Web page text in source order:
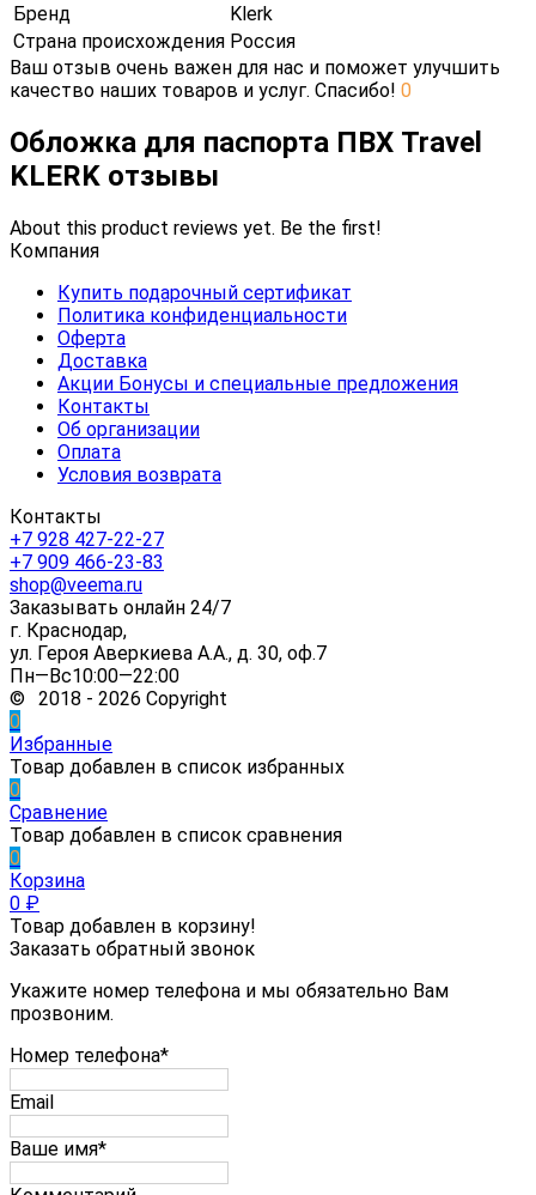
Бренд
Klerk
Страна происхождения Россия
Ваш отзыв очень важен для нас и поможет улучшить
качество наших товаров и услуг. Спасибо! 0
Обложка для паспорта ПВХ Travel
KLERK отзывы
About this product reviews yet. Be the first!
Компания
Купить подарочный сертификат
Политика конфиденциальности
Оферта
Доставка
Акции Бонусы и специальные предложения
Контакты
Об организации
Оплата
Условия возврата
Контакты
+7 928 427-22-27
+7 909 466-23-83
shop@veema.ru
Заказывать онлайн 24/7
г. Краснодар,
ул. Героя Аверкиева А.А., д. 30, оф.7
Пн—Вс10:00—22:00
© 2018 - 2026 Copyright
0
Избранные
Товар добавлен в список избранных
0
Сравнение
Товар добавлен в список сравнения
0
Корзина
0 ₽
Товар добавлен в корзину!
Заказать обратный звонок
Укажите номер телефона и мы обязательно Вам
прозвоним.
Номер телефона*
Email
Ваше имя*